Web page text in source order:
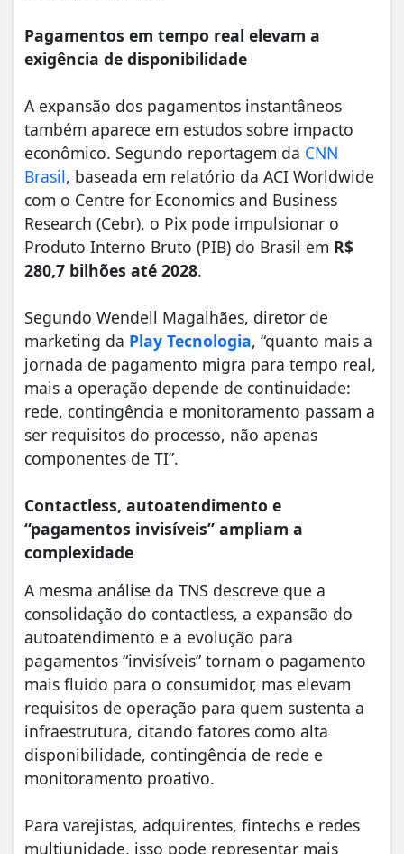
Pagamentos em tempo real elevam a
exigência de disponibilidade
A expansão dos pagamentos instantâneos
também aparece em estudos sobre impacto
econômico. Segundo reportagem da CNN
Brasil, baseada em relatório da ACI Worldwide
com o Centre for Economics and Business
Research (Cebr), o Pix pode impulsionar o
Produto Interno Bruto (PIB) do Brasil em R$
280,7 bilhões até 2028.
Segundo Wendell Magalhães, diretor de
marketing da Play Tecnologia, “quanto mais a
jornada de pagamento migra para tempo real,
mais a operação depende de continuidade:
rede, contingência e monitoramento passam a
ser requisitos do processo, não apenas
componentes de TI”.
Contactless, autoatendimento e
“pagamentos invisíveis” ampliam a
complexidade
A mesma análise da TNS descreve que a
consolidação do contactless, a expansão do
autoatendimento e a evolução para
pagamentos “invisíveis” tornam o pagamento
mais fluido para o consumidor, mas elevam
requisitos de operação para quem sustenta a
infraestrutura, citando fatores como alta
disponibilidade, contingência de rede e
monitoramento proativo.
Para varejistas, adquirentes, fintechs e redes
multiunidade, isso pode representar mais